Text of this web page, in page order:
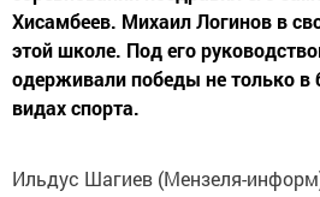
Хисамбеев. Михаил Логинов в
этой школе. Под его
одерживали победы не только в
видах спорта.
Ильдус Шагиев (Мензеля-